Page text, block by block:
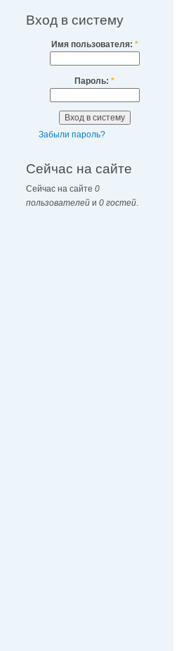
Вход в систему
Имя пользователя: *
Пароль: *
Забыли пароль?
Сейчас на сайте
Сейчас на сайте 0
пользователей и 0 гостей